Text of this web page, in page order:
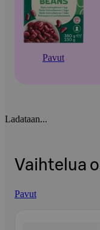
Pavut
Ladataan...
Vaihtelua
Pavut